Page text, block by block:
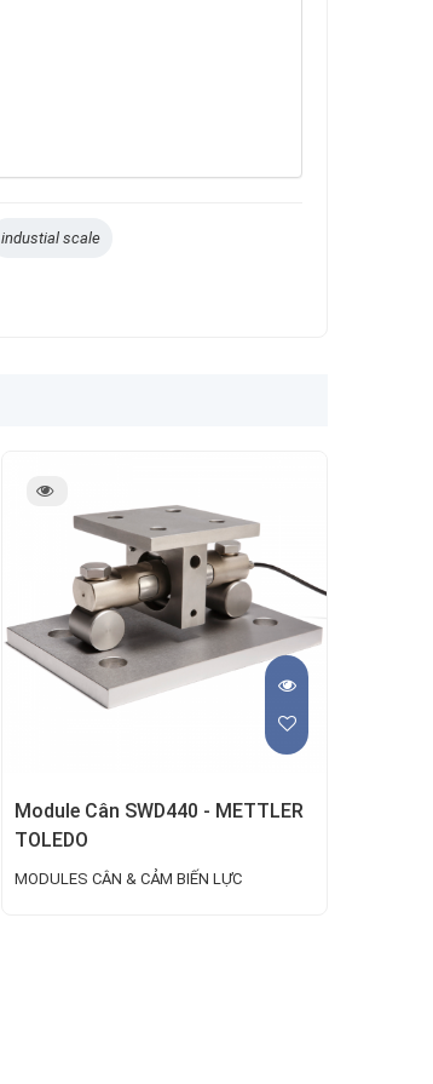
industial scale
Module Cân SWD440 - METTLER
TOLEDO
MODULES CÂN & CẢM BIẾN LỰC